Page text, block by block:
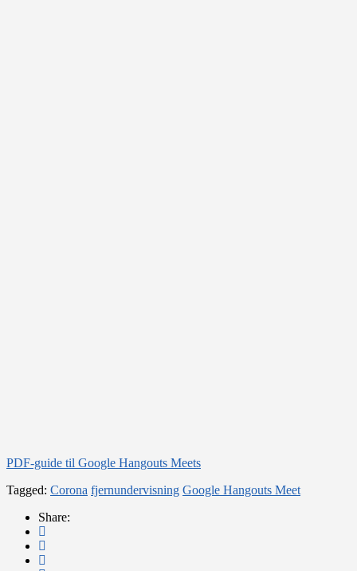
PDF-guide til Google Hangouts Meets
Tagged: Corona fjernundervisning Google Hangouts Meet
Share: